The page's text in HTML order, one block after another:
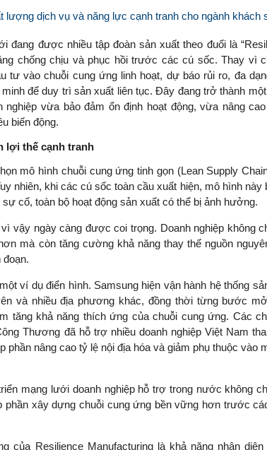
lượng dịch vụ và năng lực cạnh tranh cho ngành khách
đang được nhiều tập đoàn sản xuất theo đuổi là
chống chịu và phục hồi trước các cú sốc. Thay vì
tư vào chuỗi cung ứng linh hoạt, dự báo rủi ro, đa
để duy trì sản xuất liên tục. Đây đang trở thành
vừa bảo đảm ổn định hoạt động, vừa nâng
biến động.
lợi thế cạnh tranh
mô hình chuỗi cung ứng tinh gọn (Lean Supply
nhiên, khi các cú sốc toàn cầu xuất hiện, mô hình này
cố, toàn bộ hoạt động sản xuất có thể bị ảnh hưởng.
vì vậy ngày càng được coi trọng. Doanh nghiệp không
mà còn tăng cường khả năng thay thế nguồn
ví dụ điển hình. Samsung hiện vận hành hệ thống
và nhiều địa phương khác, đồng thời từng bước
tăng khả năng thích ứng của chuỗi cung ứng. Các
Thương đã hỗ trợ nhiều doanh nghiệp Việt Nam
phần nâng cao tỷ lệ nội địa hóa và giảm phụ thuộc vào
mạng lưới doanh nghiệp hỗ trợ trong nước không
phần xây dựng chuỗi cung ứng bền vững hơn trước
của Resilience Manufacturing là khả năng nhận